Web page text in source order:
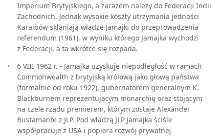
Imperium Brytyjskiego, a zarazem należy do Federacji Indii
Zachodnich. Jednak wysokie koszty utrzymania jedności
Karaibów skłaniają władze Jamajki do przeprowadzenia
referendum (1961), w wyniku którego Jamajka wychodzi
z Federacji, a ta wkrótce się rozpada.
6 VIII 1962 r. - Jamajka uzyskuje niepodległość w ramach
Commonwealth z brytyjską królową jako głową państwa
(formalnie od roku 1922), gubernatorem generalnym K.
Blackburnem reprezentującym monarchię oraz stojącym
na czele rządu premierem, którym zostaje Alexander
Bustamante z JLP. Pod władzą JLP Jamajka ściśle
współpracuje z USA i popiera rozwój prywatnej